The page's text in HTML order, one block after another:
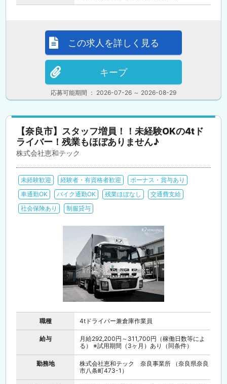
応募可能期間 ： 2026-07-26 ～ 2026-08-29
この求人を詳しく見る
キープ
【奈良市】スタッフ増員！！未経験OKの4tド
ライバー！残業もほぼありません♪
株式会社恵和テック
未経験歓迎 経験者・有資格者歓迎
ボーナス・賞与あり
車通勤OK
バイク通勤OK 残業ほぼなし
交通費支給
社会保険あり
制服貸与
職種 4tドライバー兼倉庫作業員
給与
月給292,200円～311,700円（稼働日数等によ
る） ※試用期間（3ヶ月）あり（同条件）
勤務地
株式会社恵和テック 奈良事業所 （奈良県奈良
市八条町473-1）